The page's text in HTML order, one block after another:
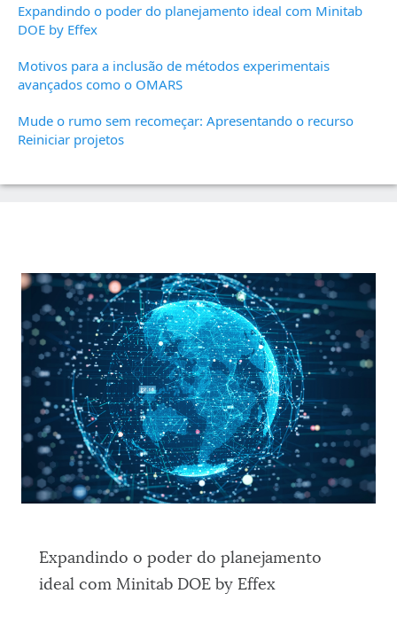
Expandindo o poder do planejamento ideal com Minitab
DOE by Effex
Motivos para a inclusão de métodos experimentais
avançados como o OMARS
Mude o rumo sem recomeçar: Apresentando o recurso
Reiniciar projetos
Expandindo o poder do planejamento
ideal com Minitab DOE by Effex